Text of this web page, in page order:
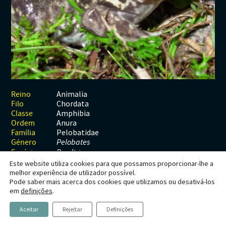
Reino
Animalia
Filo
Chordata
Classe
Amphibia
Ordem
Anura
Família
Pelobatidae
Género
Pelobates
Espécie P. cultripes
Pelobates cultripes
Este website utiliza cookies para que possamos proporcionar-lhe a
melhor experiência de utilizador possível.
Pode saber mais acerca dos cookies que utilizamos ou desativá-los
em definições.
Aceitar Rejeitar Definições
ContactosArtrópodes
Aracnídeos
Crustáceos
Diplópodes
Cnidários
Cordados
Anfíbios
Tunicados
Equinodermes
Angiospérmicas
Briófitas
Gimnospérmicas
Pteridófitas
Fungos
Ascomicetes
Basidiomicetes
Anelídeos
Artrópodes
Braquiópodes
Cnidários
Peixes
Répteis
Plantas
Gimnospérmicas
Pteridófitas
Chromista
Glossário
Revista Naturae digital
Financiamento